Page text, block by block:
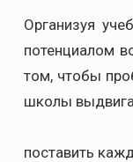
Организуя
потенциалом
том, чтобы
школы
поставить